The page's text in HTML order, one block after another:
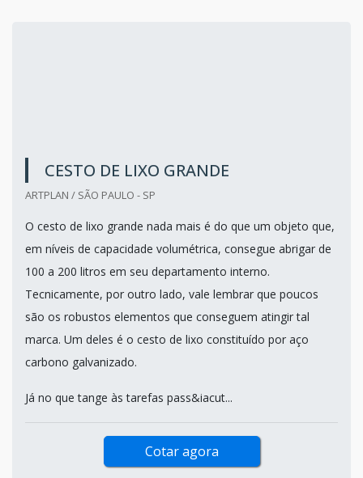
CESTO DE LIXO GRANDE
ARTPLAN / SÃO PAULO - SP
O cesto de lixo grande nada mais é do que um objeto que,
em níveis de capacidade volumétrica, consegue abrigar de
100 a 200 litros em seu departamento interno.
Tecnicamente, por outro lado, vale lembrar que poucos
são os robustos elementos que conseguem atingir tal
marca. Um deles é o cesto de lixo constituído por aço
carbono galvanizado.
Já no que tange às tarefas pass&iacut...
Cotar agora